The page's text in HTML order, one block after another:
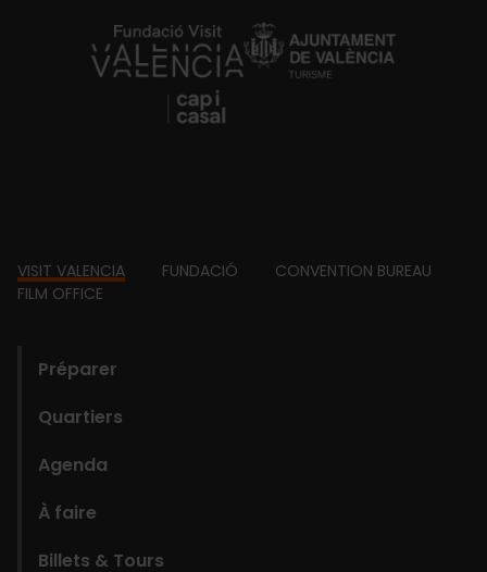
https://fundacion.visitvalencia.com/
Footer
VISIT VALENCIA FUNDACIÓ
CONVENTION BUREAU
FILM OFFICE
Préparer
Quartiers
Agenda
À faire
Billets & Tours